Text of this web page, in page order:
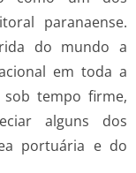
paranaense.
do mundo a
em toda a
tempo firme,
alguns dos
portuária e do